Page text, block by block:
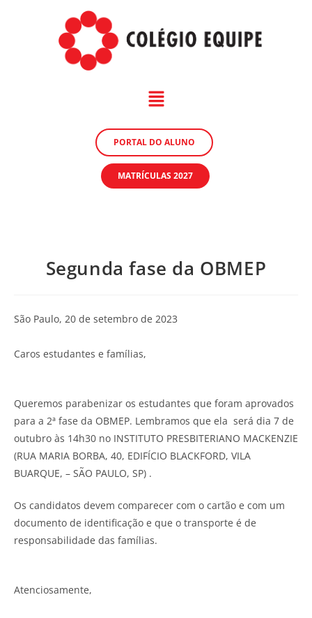
PORTAL DO ALUNO
MATRÍCULAS 2027
Segunda fase da OBMEP
São Paulo, 20 de setembro de 2023
Caros estudantes e famílias,
Queremos parabenizar os estudantes que foram aprovados
para a 2ª fase da OBMEP. Lembramos que ela será dia 7 de
outubro às 14h30 no INSTITUTO PRESBITERIANO MACKENZIE
(RUA MARIA BORBA, 40, EDIFÍCIO BLACKFORD, VILA
BUARQUE, – SÃO PAULO, SP) .
Os candidatos devem comparecer com o cartão e com um
documento de identificação e que o transporte é de
responsabilidade das famílias.
Atenciosamente,